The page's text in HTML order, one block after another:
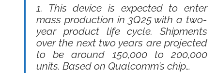
1. This device is expected to enter
mass production in 3Q25 with a two-
year product life cycle. Shipments
over the next two years are projected
to be around 150,000 to 200,000
units. Based on Qualcomm’s chip…